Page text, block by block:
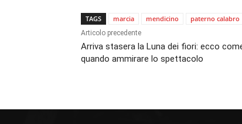
TAGS marcia mendicino paterno calabro
Articolo precedente
Arriva stasera la Luna dei fiori: ecco
quando ammirare lo spettacolo